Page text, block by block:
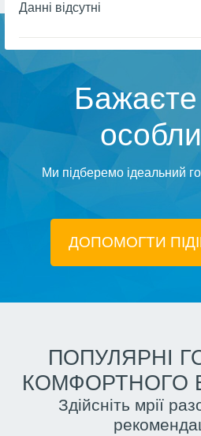
Даннi вiдсутнi
Ми підберемо ідеальний
ДОПОМОГТИ
ПОПУЛЯРНІ
КОМФОРТНОГО
Здійсніть мрії